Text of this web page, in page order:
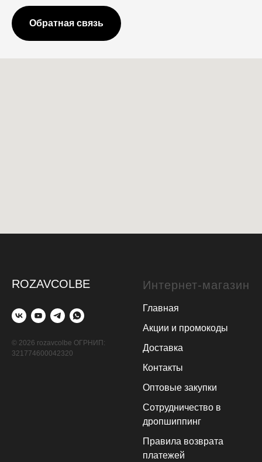
Обратная связь
ROZAVCOLBE
© 2026 rozavcolbe ОГРНИП:
321774600042320
Интернет-магазин
Главная
Акции и промокоды
Доставка
Контакты
Оптовые закупки
Сотрудничество в
дропшиппинг
Правила возврата
платежей